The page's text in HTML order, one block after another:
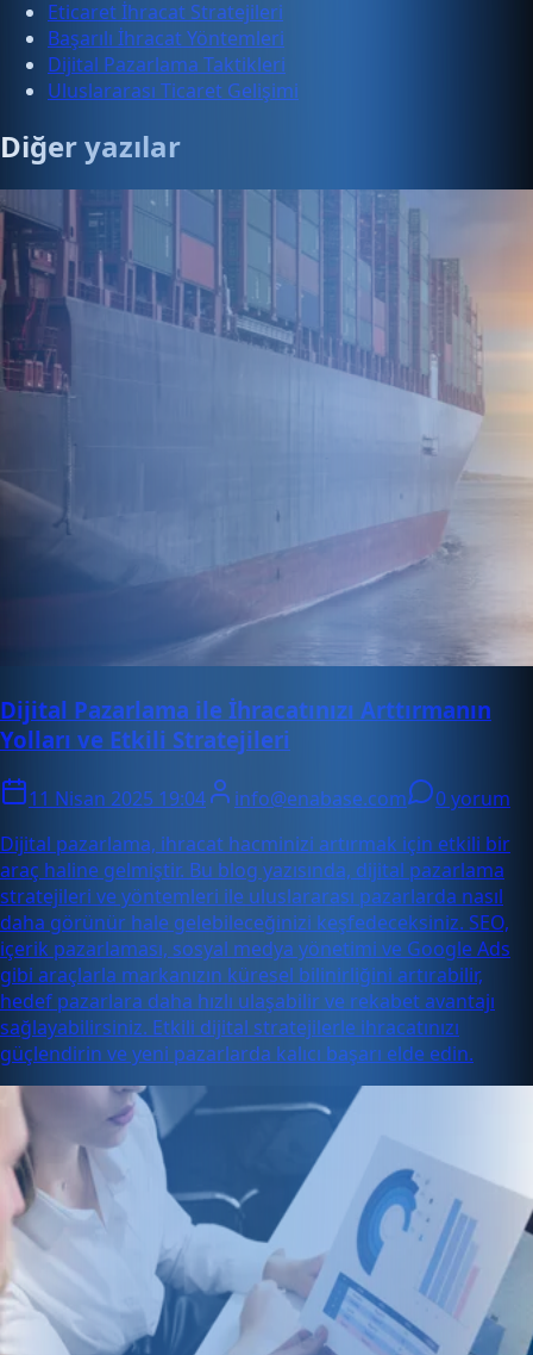
Eticaret İhracat Stratejileri
Başarılı İhracat Yöntemleri
Dijital Pazarlama Taktikleri
Uluslararası Ticaret Gelişimi
Diğer yazılar
Dijital Pazarlama ile İhracatınızı Arttırmanın
Yolları ve Etkili Stratejileri
11 Nisan 2025 19:04 info@enabase.com
0 yorum
Dijital pazarlama, ihracat hacminizi artırmak için etkili bir
araç haline gelmiştir. Bu blog yazısında, dijital pazarlama
stratejileri ve yöntemleri ile uluslararası pazarlarda nasıl
daha görünür hale gelebileceğinizi keşfedeceksiniz. SEO,
içerik pazarlaması, sosyal medya yönetimi ve Google Ads
gibi araçlarla markanızın küresel bilinirliğini artırabilir,
hedef pazarlara daha hızlı ulaşabilir ve rekabet avantajı
sağlayabilirsiniz. Etkili dijital stratejilerle ihracatınızı
güçlendirin ve yeni pazarlarda kalıcı başarı elde edin.